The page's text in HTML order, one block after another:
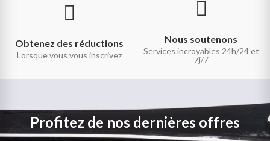
Obtenez des réductions
Lorsque vous vous inscrivez
Nous soutenons
Services incroyables 24h/24 et
7j/7
Profitez de nos dernières offres